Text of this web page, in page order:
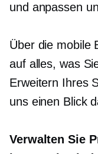
und anpassen
Über die mobile
auf alles, was
Erweitern Ihres
uns einen Blick
Verwalten Sie